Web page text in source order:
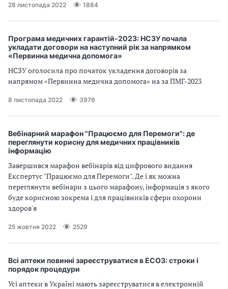
28 листопада 2022 1884
Програма медичних гарантій-2023: НСЗУ почала
укладати договори на наступний рік за напрямком
«Первинна медична допомога»
НСЗУ оголосила про початок укладення договорів за
напрямом «Первинна медична допомога» на за ПМГ-2023
8 листопада 2022 3976
Вебінарний марафон "Працюємо для Перемоги": де
переглянути корисну для медичних працівників
інформацію
Завершився марафон вебінарів від цифрового видання
Експертус "Працюємо для Перемоги". Де і як можна
переглянути вебінари з цього марафону, інформація з якого
буде корисною зокрема і для працівників сфери охорони
здоров'я
25 жовтня 2022 2529
Всі аптеки повинні зареєструватися в ЕСОЗ: строки і
порядок процедури
Усі аптеки в Україні мають зареєструватися в електронній